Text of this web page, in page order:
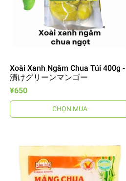
Xoài Xanh Ngâm Chua Túi 400g -
漬けグリーンマンゴー
¥650
CHỌN MUA